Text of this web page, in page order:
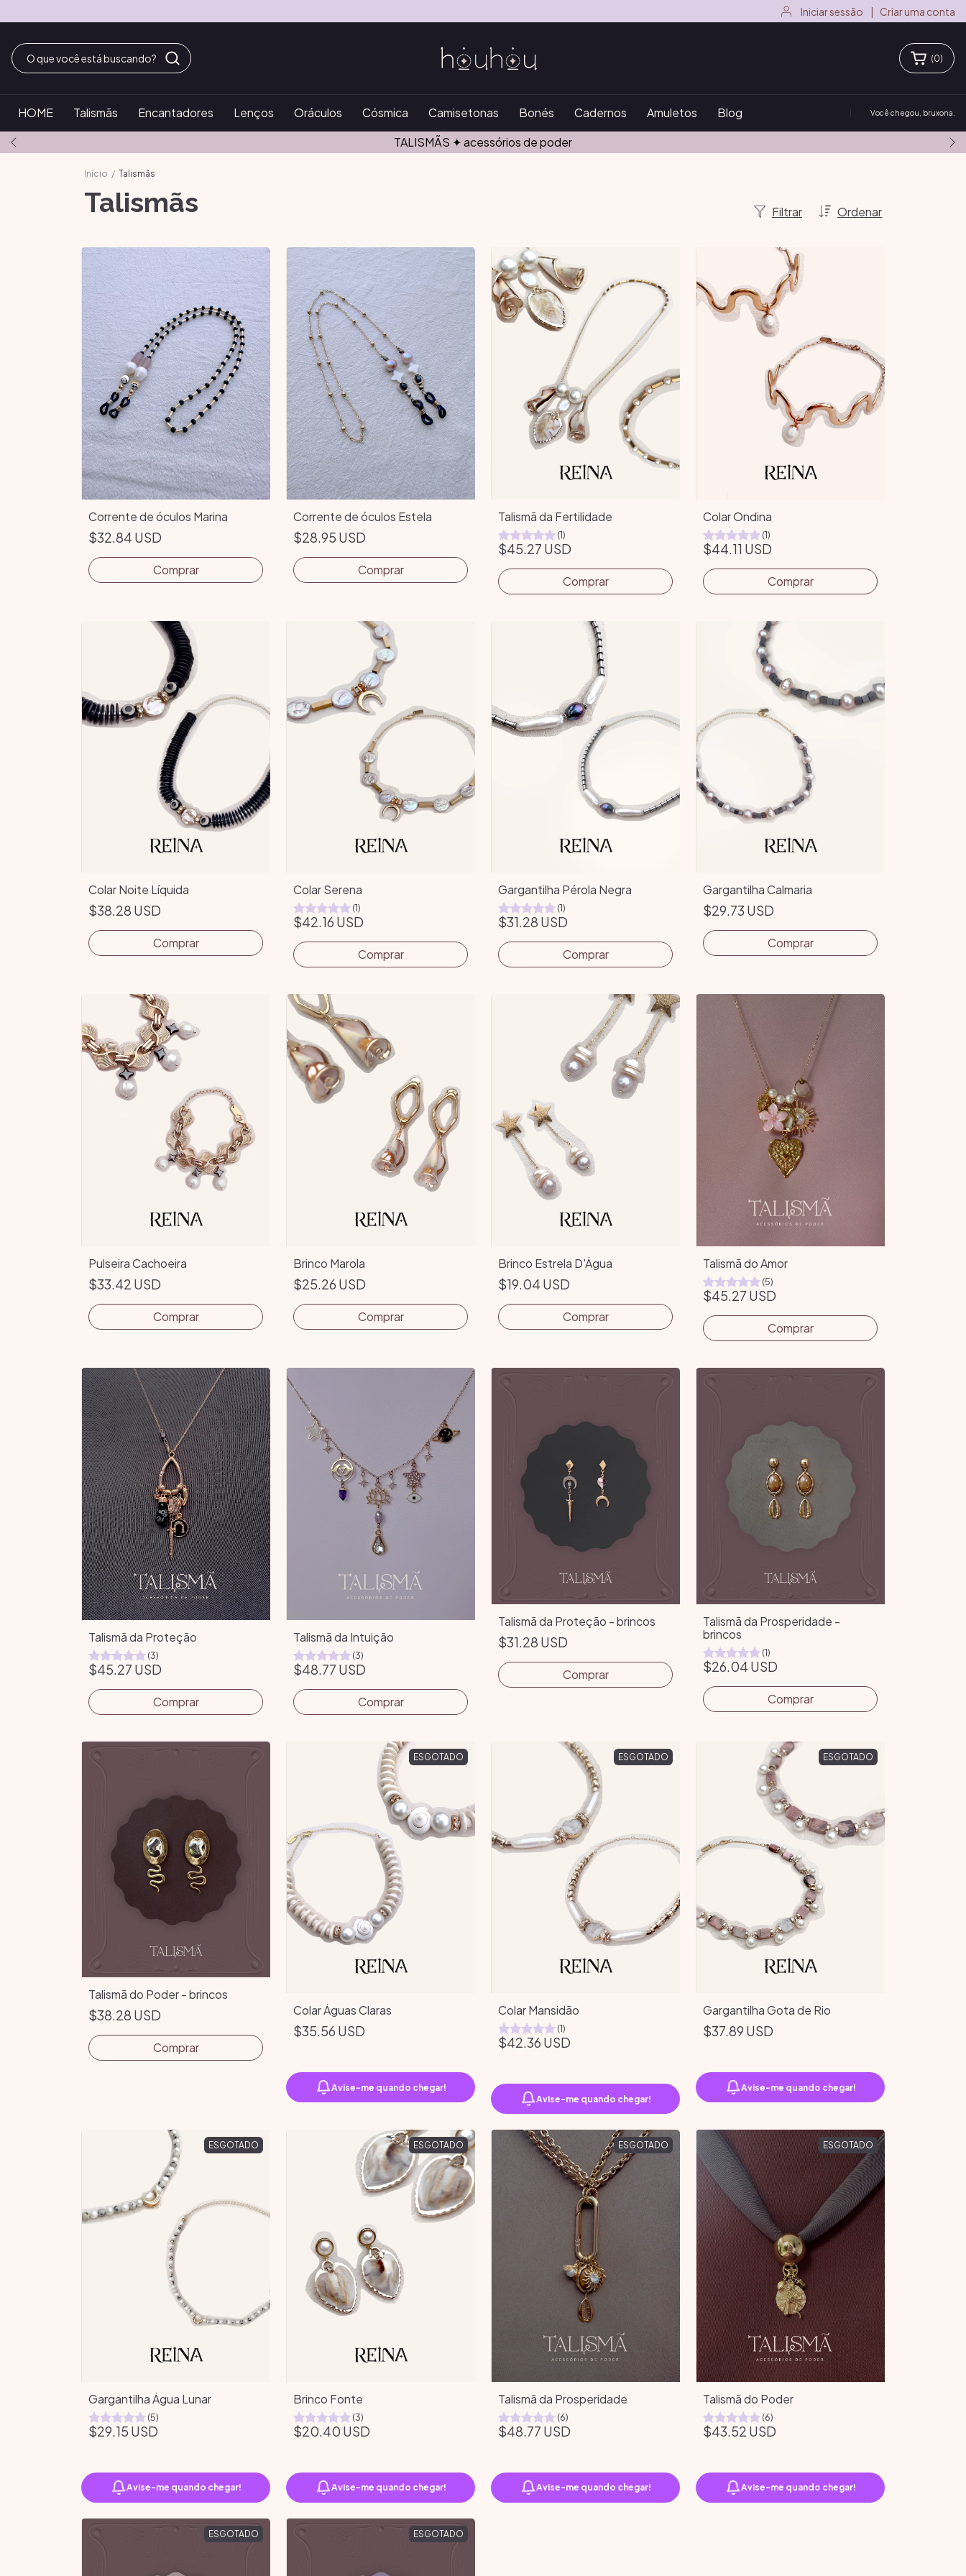
Iniciar sessão | Criar uma conta
Oráculo Houhou chegou! ⭑ clique aqui
(0)
HOME Talismãs Encantadores Lenços Oráculos Cósmica Camisetonas Bonés Cadernos Amuletos Blog Você chegou, bruxona.
Início / Talismãs
Talismãs Ordenar
Filtrar
Corrente de óculos Marina
$32.84 USD
Corrente de óculos Estela
$28.95 USD
Talismã da Fertilidade
(1)
$45.27 USD
Colar Ondina
(1)
$44.11 USD
Colar Noite Líquida
$38.28 USD
Colar Serena
(1)
$42.16 USD
Gargantilha Pérola Negra
(1)
$31.28 USD
Gargantilha Calmaria
$29.73 USD
Pulseira Cachoeira
$33.42 USD
Brinco Marola
$25.26 USD
Brinco Estrela D'Água
$19.04 USD
Talismã do Amor
(5)
$45.27 USD
Talismã da Proteção
(3)
$45.27 USD
Talismã da Intuição
(3)
$48.77 USD
Talismã da Proteção - brincos
$31.28 USD
Talismã da Prosperidade -
brincos
(1)
$26.04 USD
Talismã do Poder - brincos
$38.28 USD
ESGOTADO
Colar Águas Claras
$35.56 USD
Avise-me quando chegar!
ESGOTADO
Colar Mansidão
(1)
$42.36 USD
Avise-me quando chegar!
ESGOTADO
Gargantilha Gota de Rio
$37.89 USD
Avise-me quando chegar!
ESGOTADO
Gargantilha Água Lunar
(5)
$29.15 USD
Avise-me quando chegar!
ESGOTADO
Brinco Fonte
(3)
$20.40 USD
Avise-me quando chegar!
ESGOTADO
Talismã da Prosperidade
(6)
$48.77 USD
Avise-me quando chegar!
ESGOTADO
Talismã do Poder
(6)
$43.52 USD
Avise-me quando chegar!
ESGOTADO ESGOTADO